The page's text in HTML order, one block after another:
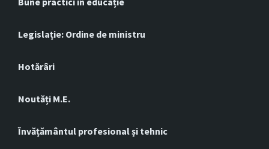
Legislație: Ordine de ministru
Hotărâri
Noutăți M.E.
Învățământul profesional și tehnic